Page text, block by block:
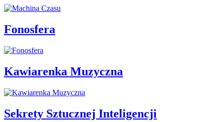
Fonosfera
Kawiarenka Muzyczna
Sekrety Sztucznej Inteligencji